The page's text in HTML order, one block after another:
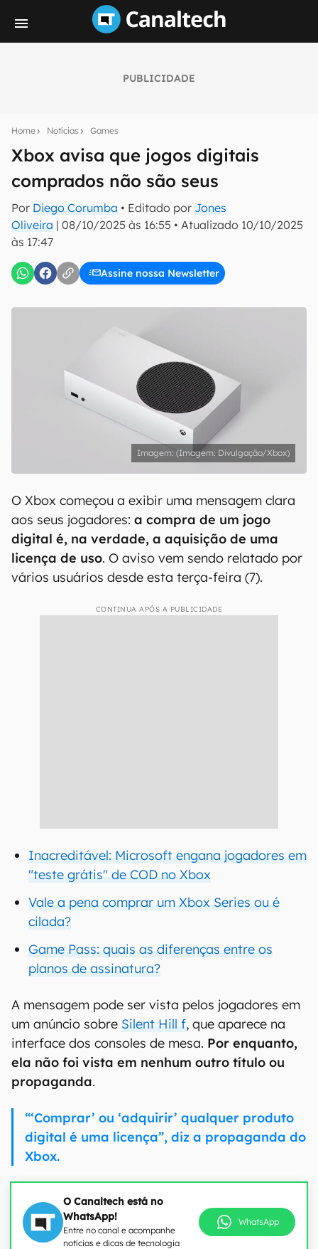
PUBLICIDADE
Home Notícias Games
Xbox avisa que jogos digitais
comprados não são seus
Por Diego Corumba • Editado por Jones
Oliveira | 08/10/2025 às 16:55 • Atualizado 10/10/2025
às 17:47
Assine nossa Newsletter
notícias e reviews sobre tecnologia em primeira
E-mail
Confirmo que li, aceito e concordo com os
(Imagem: Divulgação/Xbox)
O Xbox começou a exibir uma mensagem clara
aos seus jogadores: a compra de um jogo
digital é, na verdade, a aquisição de uma
licença de uso. O aviso vem sendo relatado por
vários usuários desde esta terça-feira (7).
CONTINUA APÓS A PUBLICIDADE
Inacreditável: Microsoft engana jogadores em
"teste grátis" de COD no Xbox
Vale a pena comprar um Xbox Series ou é
cilada?
Game Pass: quais as diferenças entre os
planos de assinatura?
A mensagem pode ser vista pelos jogadores em
um anúncio sobre Silent Hill f, que aparece na
interface dos consoles de mesa. Por enquanto,
ela não foi vista em nenhum outro título ou
propaganda.
“‘Comprar’ ou ‘adquirir’ qualquer produto
digital é uma licença”, diz a propaganda do
Xbox.
O Canaltech está no
WhatsApp!
Entre no canal e acompanhe
notícias e dicas de tecnologia
WhatsApp